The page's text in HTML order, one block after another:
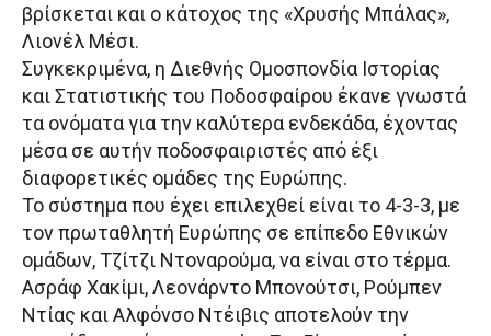
βρίσκεται και ο κάτοχος της «Χρυσής Μπάλας»,
Λιονέλ Μέσι.
Συγκεκριμένα, η Διεθνής Ομοσπονδία Ιστορίας
και Στατιστικής του Ποδοσφαίρου έκανε γνωστά
τα ονόματα για την καλύτερα ενδεκάδα, έχοντας
μέσα σε αυτήν ποδοσφαιριστές από έξι
διαφορετικές ομάδες της Ευρώπης.
Το σύστημα που έχει επιλεχθεί είναι το 4-3-3, με
τον πρωταθλητή Ευρώπης σε επίπεδο Εθνικών
ομάδων, Τζίτζι Ντοναρούμα, να είναι στο τέρμα.
Ασράφ Χακίμι, Λεονάρντο Μπονούτσι, Ρούμπεν
Ντίας και Αλφόνσο Ντέιβις αποτελούν την